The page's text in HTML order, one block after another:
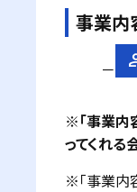
事業内
－
※「事業内
ってくれる
※「事業内